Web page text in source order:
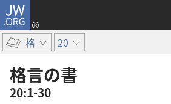
JW.ORG
格 20
格言​の​書
20:1-30